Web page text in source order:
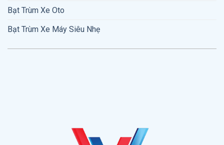
Bạt Trùm Xe Oto
Bạt Trùm Xe Máy Siêu Nhẹ